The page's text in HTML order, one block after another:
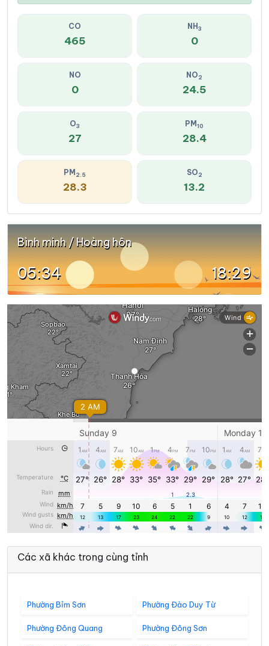
CO
465
NH 3
0
NO
0
NO2
24.5
O3
27
PM 10
28.4
PM 2.5
28.3
SO2
13.2
Bình minh / Hoàng hôn
05:34 18:29
Các xã khác trong cùng tỉnh
Phường Bỉm Sơn Phường Đào Duy Từ
Phường Đông Quang Phường Đông Sơn